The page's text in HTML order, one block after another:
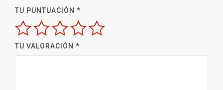
TU PUNTUACIÓN *
TU VALORACIÓN *